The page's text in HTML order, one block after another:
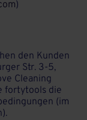
)
den Kunden
Str. 3-5,
Cleaning
fortytools die
(im